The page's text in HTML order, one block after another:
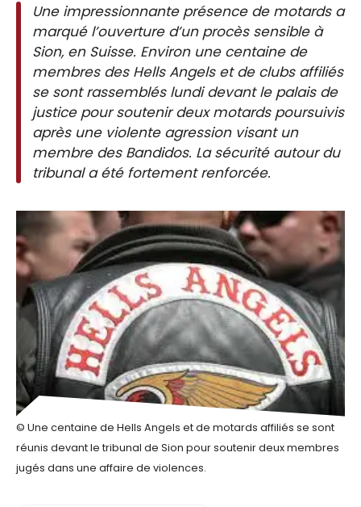
Une impressionnante présence de motards a
marqué l’ouverture d’un procès sensible à
Sion, en Suisse. Environ une centaine de
membres des Hells Angels et de clubs affiliés
se sont rassemblés lundi devant le palais de
justice pour soutenir deux motards poursuivis
après une violente agression visant un
membre des Bandidos. La sécurité autour du
tribunal a été fortement renforcée.
© Une centaine de Hells Angels et de motards affiliés se sont
réunis devant le tribunal de Sion pour soutenir deux membres
jugés dans une affaire de violences.